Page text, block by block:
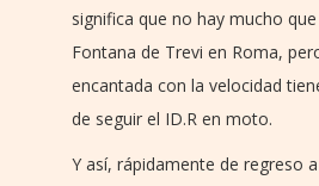
significa que no hay mucho
Fontana de Trevi en Roma,
encantada con la velocidad
de seguir el ID.R en moto.
Y así, rápidamente de regreso